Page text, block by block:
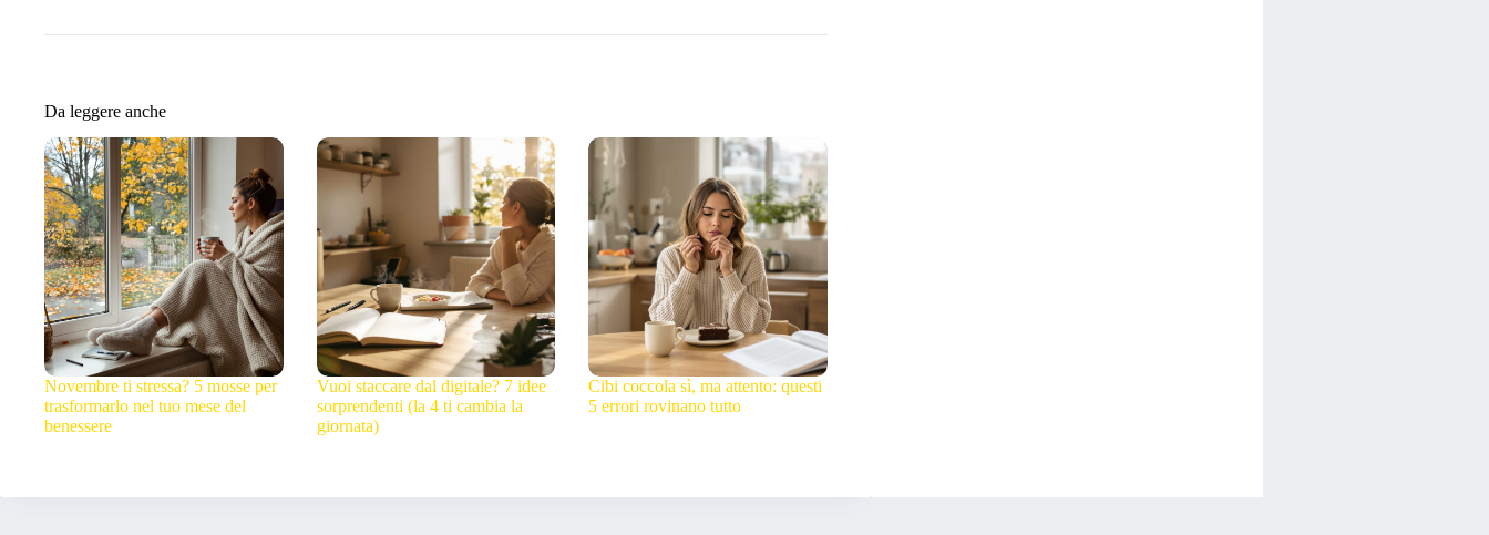
Da leggere anche
Novembre ti stressa? 5 mosse per
trasformarlo nel tuo mese del
benessere
Vuoi staccare dal digitale? 7 idee
sorprendenti (la 4 ti cambia la
giornata)
Cibi coccola sì, ma attento: questi
5 errori rovinano tutto